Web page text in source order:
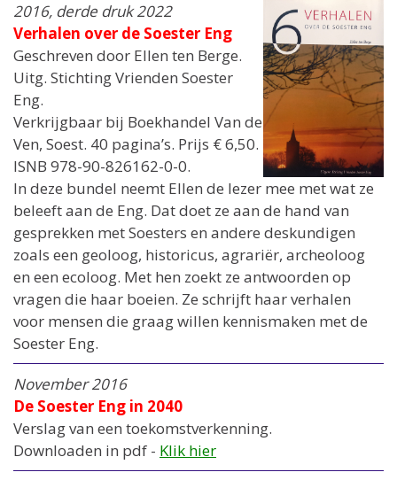
2016, derde druk 2022
Verhalen over de Soester Eng
Geschreven door Ellen ten Berge.
Uitg. Stichting Vrienden Soester
Eng.
Verkrijgbaar bij Boekhandel Van de
Ven, Soest. 40 pagina’s. Prijs € 6,50.
ISNB 978-90-826162-0-0.
In deze bundel neemt Ellen de lezer mee met wat ze
beleeft aan de Eng. Dat doet ze aan de hand van
gesprekken met Soesters en andere deskundigen
zoals een geoloog, historicus, agrariër, archeoloog
en een ecoloog. Met hen zoekt ze antwoorden op
vragen die haar boeien. Ze schrijft haar verhalen
voor mensen die graag willen kennismaken met de
Soester Eng.
November 2016
De Soester Eng in 2040
Verslag van een toekomstverkenning.
Downloaden in pdf - Klik hier